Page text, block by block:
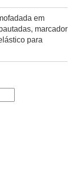
em
marcador
para